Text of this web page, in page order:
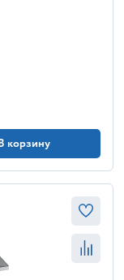
корзину